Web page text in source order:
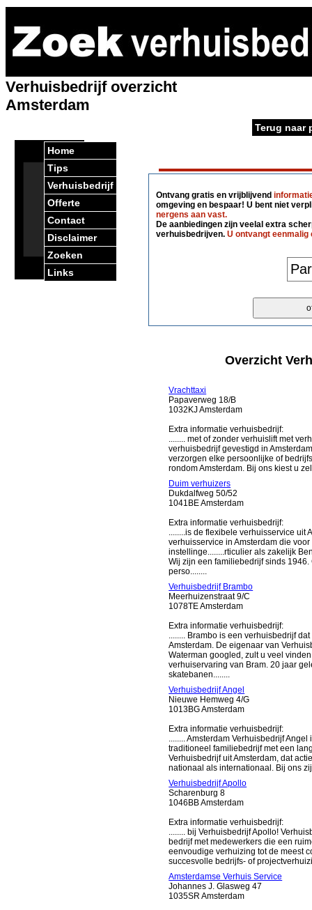
Home
Tips
Verhuisbedrijf
Offerte
Contact
Disclaimer
Zoeken
Links
Verhuisbedrijf overzicht
Amsterdam
Terug naar
Ontvang gratis en vrijblijvend
omgeving en bespaar! U bent niet
nergens aan vast.
De aanbiedingen zijn veelal extra
verhuisbedrijven.U ontvangt eenmalig
Overzicht
Vrachttaxi
Papaverweg 18/B
1032KJ Amsterdam
Extra informatie verhuisbedrijf:
........ met of zonder verhuislift met
verhuisbedrijf gevestigd in
verzorgen elke persoonlijke of
rondom Amsterdam. Bij ons kiest u
Duim verhuizers
Dukdalfweg 50/52
1041BE Amsterdam
Extra informatie verhuisbedrijf:
........is de flexibele verhuisservice uit
verhuisservice in Amsterdam die
instellinge........rticulier als zakelijk
Wij zijn een familiebedrijf sinds
perso........
Verhuisbedrijf Brambo
Meerhuizenstraat 9/C
1078TE Amsterdam
Extra informatie verhuisbedrijf:
........ Brambo is een verhuisbedrijf
Amsterdam. De eigenaar van
Waterman googled, zult u veel
verhuiservaring van Bram. 20 jaar
skatebanen........
Verhuisbedrijf Angel
Nieuwe Hemweg 4/G
1013BG Amsterdam
Extra informatie verhuisbedrijf:
........ Amsterdam Verhuisbedrijf
traditioneel familiebedrijf met een
Verhuisbedrijf uit Amsterdam, dat
nationaal als internationaal. Bij ons
Verhuisbedrijf Apollo
Scharenburg 8
1046BB Amsterdam
Extra informatie verhuisbedrijf:
........ bij Verhuisbedrijf Apollo!
bedrijf met medewerkers die een
eenvoudige verhuizing tot de meest
succesvolle bedrijfs- of
Amsterdamse Verhuis Service
Johannes J. Glasweg 47
1035SR Amsterdam